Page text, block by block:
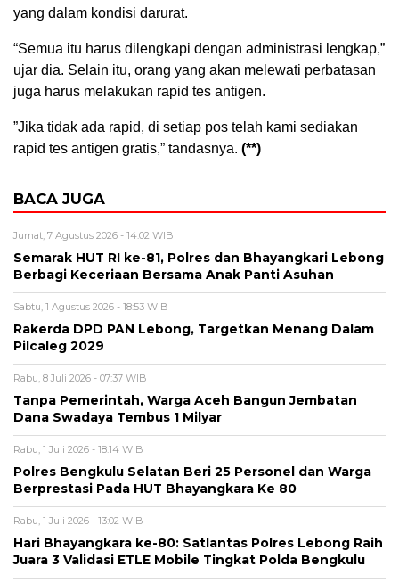
yang dalam kondisi darurat.
“Semua itu harus dilengkapi dengan administrasi lengkap,”
ujar dia. Selain itu, orang yang akan melewati perbatasan
juga harus melakukan rapid tes antigen.
”Jika tidak ada rapid, di setiap pos telah kami sediakan
rapid tes antigen gratis,” tandasnya. (**)
BACA JUGA
Jumat, 7 Agustus 2026 - 14:02 WIB
Semarak HUT RI ke-81, Polres dan Bhayangkari Lebong
Berbagi Keceriaan Bersama Anak Panti Asuhan
Sabtu, 1 Agustus 2026 - 18:53 WIB
Rakerda DPD PAN Lebong, Targetkan Menang Dalam
Pilcaleg 2029
Rabu, 8 Juli 2026 - 07:37 WIB
Tanpa Pemerintah, Warga Aceh Bangun Jembatan
Dana Swadaya Tembus 1 Milyar
Rabu, 1 Juli 2026 - 18:14 WIB
Polres Bengkulu Selatan Beri 25 Personel dan Warga
Berprestasi Pada HUT Bhayangkara Ke 80
Rabu, 1 Juli 2026 - 13:02 WIB
Hari Bhayangkara ke-80: Satlantas Polres Lebong Raih
Juara 3 Validasi ETLE Mobile Tingkat Polda Bengkulu